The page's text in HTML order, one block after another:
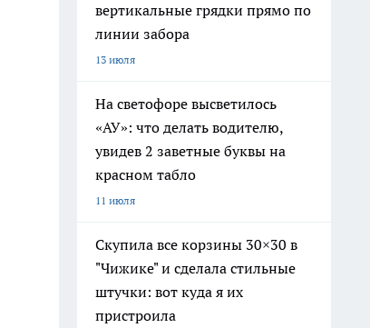
вертикальные грядки прямо по
линии забора
13 июля
На светофоре высветилось
«АУ»: что делать водителю,
увидев 2 заветные буквы на
красном табло
11 июля
Скупила все корзины 30×30 в
"Чижике" и сделала стильные
штучки: вот куда я их
пристроила